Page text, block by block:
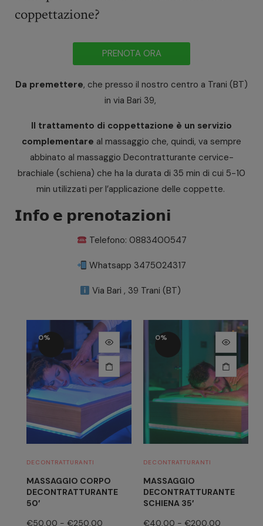
coppettazione?
PRENOTA ORA
Da premettere, che presso il nostro centro a Trani (BT)
in via Bari 39,
Il trattamento di coppettazione è un servizio
complementare al massaggio che, quindi, va sempre
abbinato al massaggio Decontratturante cervice-
brachiale (schiena) che ha la durata di 35 min di cui 5-10
min utilizzati per l’applicazione delle coppette.
𝗜𝗻𝗳𝗼 𝗲 𝗽𝗿𝗲𝗻𝗼𝘁𝗮𝘇𝗶𝗼𝗻𝗶
Telefono: 0883400547
Whatsapp 3475024317
Via Bari , 39 Trani (BT)
0%
DECONTRATTURANTI
MASSAGGIO CORPO
DECONTRATTURANTE
50′
€50,00 - €250,00
0%
DECONTRATTURANTI
MASSAGGIO
DECONTRATTURANTE
SCHIENA 35′
€40,00 - €200,00